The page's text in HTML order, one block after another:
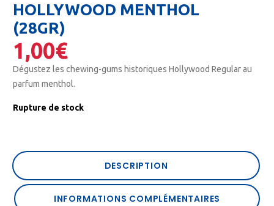
HOLLYWOOD MENTHOL
(28GR)
1,00€
Dégustez les chewing-gums historiques Hollywood Regular au
parfum menthol.
Rupture de stock
DESCRIPTION
INFORMATIONS COMPLÉMENTAIRES